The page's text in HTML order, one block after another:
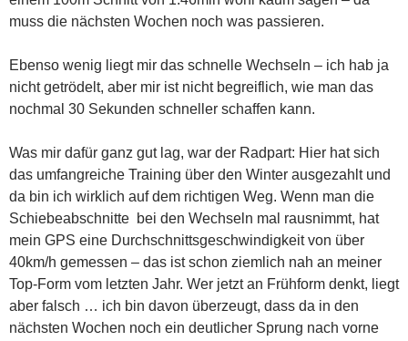
muss die nächsten Wochen noch was passieren.
Ebenso wenig liegt mir das schnelle Wechseln – ich hab ja
nicht getrödelt, aber mir ist nicht begreiflich, wie man das
nochmal 30 Sekunden schneller schaffen kann.
Was mir dafür ganz gut lag, war der Radpart: Hier hat sich
das umfangreiche Training über den Winter ausgezahlt und
da bin ich wirklich auf dem richtigen Weg. Wenn man die
Schiebeabschnitte bei den Wechseln mal rausnimmt, hat
mein GPS eine Durchschnittsgeschwindigkeit von über
40km/h gemessen – das ist schon ziemlich nah an meiner
Top-Form vom letzten Jahr. Wer jetzt an Frühform denkt, liegt
aber falsch … ich bin davon überzeugt, dass da in den
nächsten Wochen noch ein deutlicher Sprung nach vorne